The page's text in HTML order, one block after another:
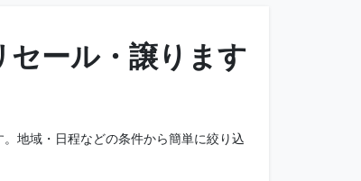
セール・譲ります
地域・日程などの条件から簡単に絞り込